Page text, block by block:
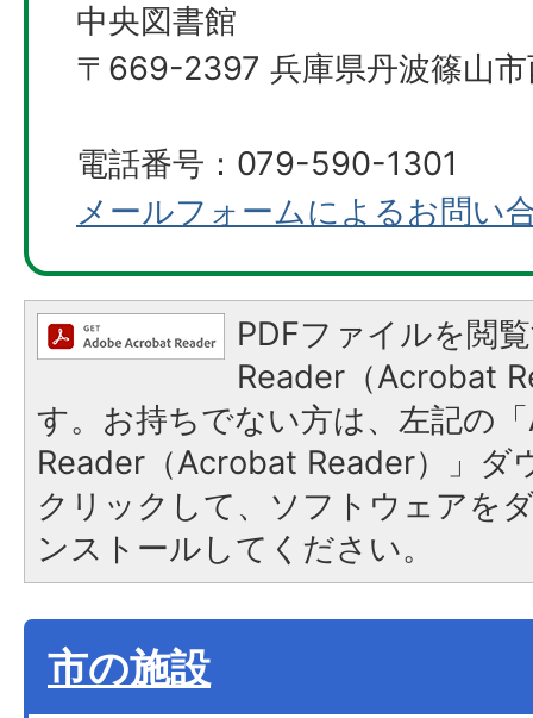
中央図書館
〒669-2397 兵庫県丹波篠山
電話番号：079-590-1301
メールフォームによるお問い
PDFファイルを閲
Reader（Acrobat
す。お持ちでない方は、左記の
Reader（Acrobat Reader）」ダ
クリックして、ソフトウェアを
ンストールしてください。
市の施設